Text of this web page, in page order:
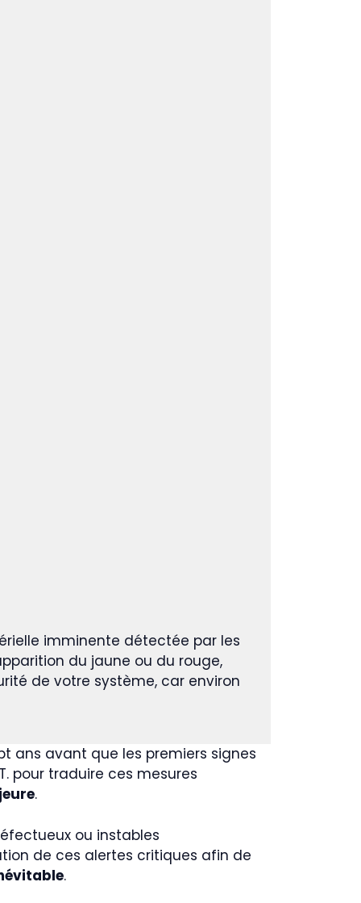
imminente détectée par les
du jaune ou du rouge,
de votre système, car environ
ans avant que les premiers signes
pour traduire ces mesures
.
ou instables
de ces alertes critiques afin de
.